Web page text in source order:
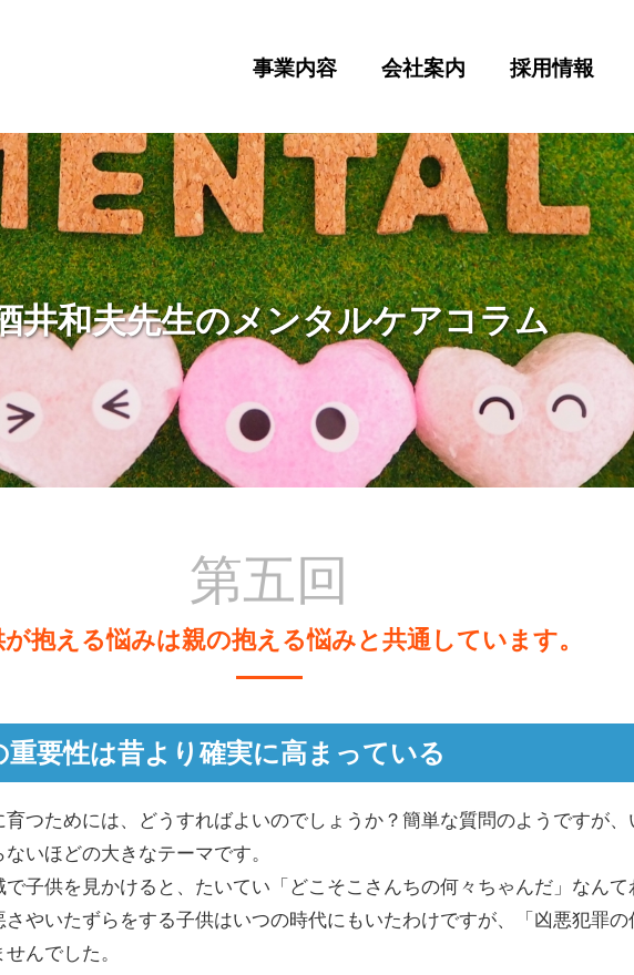
事業内容 会社案内 採用情報
井和夫先生のメンタルケアコラム
第五回
が抱える悩みは親の抱える悩みと共通しています。
要性は昔より確実に高まっている
つためには、どうすればよいのでしょうか？簡単な質問のようですが
いほどの大きなテーマです。
子供を見かけると、たいてい「どこそこさんちの何々ちゃんだ」なん
やいたずらをする子供はいつの時代にもいたわけですが、「凶悪犯罪の
んでした。